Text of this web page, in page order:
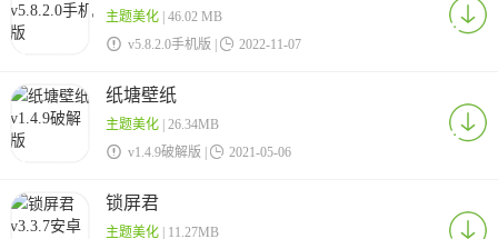
主题美化| 46.02 MB
 v5.8.2.0手机版 |  2022-11-07
纸塘壁纸
主题美化| 26.34MB
 v1.4.9破解版 |  2021-05-06
锁屏君
主题美化| 11.27MB